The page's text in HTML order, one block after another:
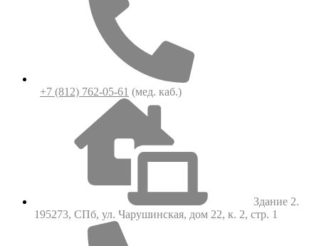
+7 (812) 762-05-61 (мед. каб.)
Здание 2.
195273, СПб, ул. Чарушинская, дом 22, к. 2, стр. 1